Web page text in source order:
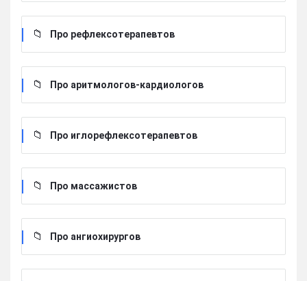
Про рефлексотерапевтов
Про аритмологов-кардиологов
Про иглорефлексотерапевтов
Про массажистов
Про ангиохирургов